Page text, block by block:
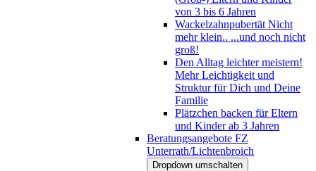
von 3 bis 6 Jahren
Wackelzahnpubertät Nicht
mehr klein.. ...und noch nicht
groß!
Den Alltag leichter meistern!
Mehr Leichtigkeit und
Struktur für Dich und Deine
Familie
Plätzchen backen für Eltern
und Kinder ab 3 Jahren
Beratungsangebote FZ
Unterrath/Lichtenbroich
Dropdown umschalten